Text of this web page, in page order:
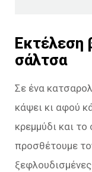
Εκτέλεση
σάλτσα
Σε ένα
κάψει κι αφού
κρεμμύδι και
προσθέτουμε